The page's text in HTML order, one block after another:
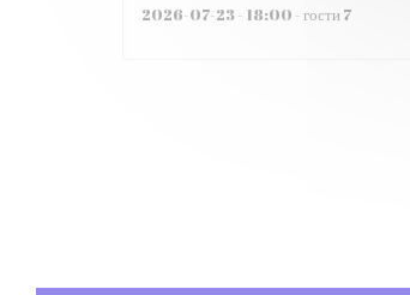
2026-07-23- 18:00 - гости 7